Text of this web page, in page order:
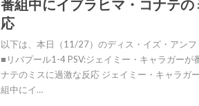
番組中にイブラヒマ・コナテの
応
以下は、本日（11/27）のディス・イズ・アンフ
■リバプール1-4 PSV:ジェイミー・キャラガーが
ナテのミスに過激な反応 ジェイミー・キャラガ
組中にイ…